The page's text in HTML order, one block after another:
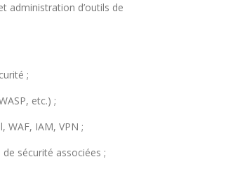
administration d’outils de
;
etc.) ;
WAF, IAM, VPN ;
sécurité associées ;